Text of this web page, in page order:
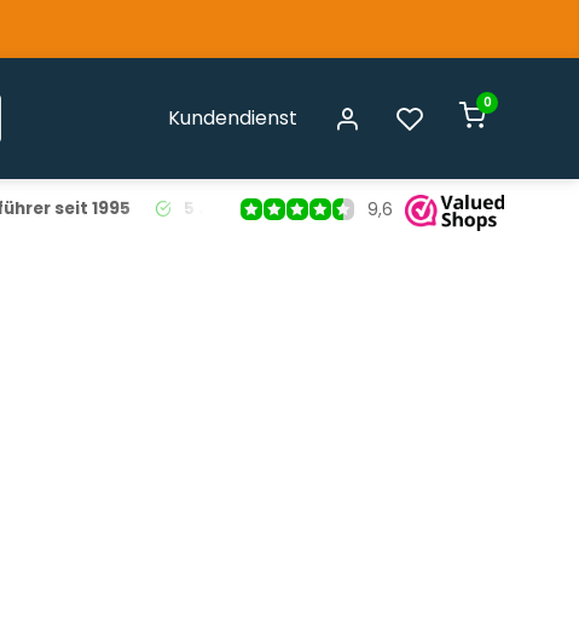
Kundendienst
0
seit 1995 5 Jahre Garantieauf alle Liso®
9,6